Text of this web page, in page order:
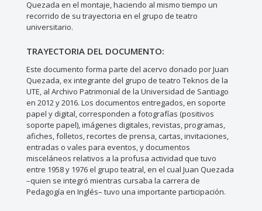
Quezada en el montaje, haciendo al mismo tiempo un
recorrido de su trayectoria en el grupo de teatro
universitario.
TRAYECTORIA DEL DOCUMENTO:
Este documento forma parte del acervo donado por Juan
Quezada, ex integrante del grupo de teatro Teknos de la
UTE, al Archivo Patrimonial de la Universidad de Santiago
en 2012 y 2016. Los documentos entregados, en soporte
papel y digital, corresponden a fotografías (positivos
soporte papel), imágenes digitales, revistas, programas,
afiches, folletos, recortes de prensa, cartas, invitaciones,
entradas o vales para eventos, y documentos
misceláneos relativos a la profusa actividad que tuvo
entre 1958 y 1976 el grupo teatral, en el cual Juan Quezada
–quien se integró mientras cursaba la carrera de
Pedagogía en Inglés– tuvo una importante participación.